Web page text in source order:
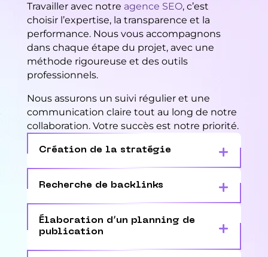
Travailler avec notre agence SEO, c’est
choisir l’expertise, la transparence et la
performance. Nous vous accompagnons
dans chaque étape du projet, avec une
méthode rigoureuse et des outils
professionnels.
Nous assurons un suivi régulier et une
communication claire tout au long de notre
collaboration. Votre succès est notre priorité.
Création de la stratégie
Recherche de backlinks
Élaboration d’un planning de
publication